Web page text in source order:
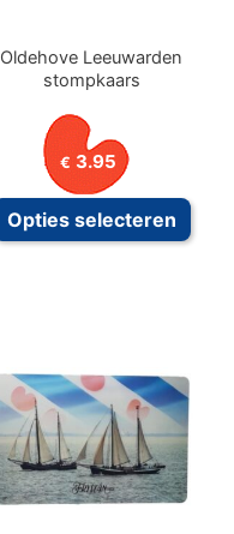
Oldehove Leeuwarden
stompkaars
€ 3.95
Opties selecteren
Dit
optie